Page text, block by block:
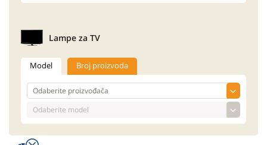
Lampe za TV
Model Broj proizvoda